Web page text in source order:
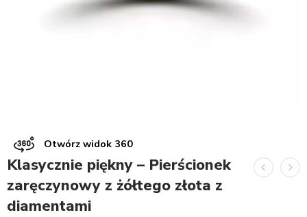
Otwórz widok 360
Klasycznie piękny – Pierścionek
zaręczynowy z żółtego złota z
diamentami